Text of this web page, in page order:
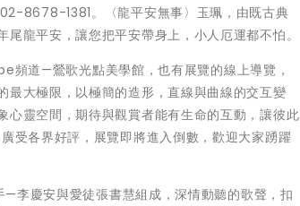
8678-1381。〈龍平安無事〉玉珮，由既古典
龍平安，讓您把平安帶身上，小人厄運都不怕。
頻道—鶯歌光點美學館，也有展覽的線上導覽，
最大極限，以極簡的造形，直線與曲線的交互變
靈空間，期待與觀賞者能有生命的互動，讓彼此
受各界好評，展覽即將進入倒數，歡迎大家踴躍
李慶安與愛徒張書慧組成，深情動聽的歌聲，扣